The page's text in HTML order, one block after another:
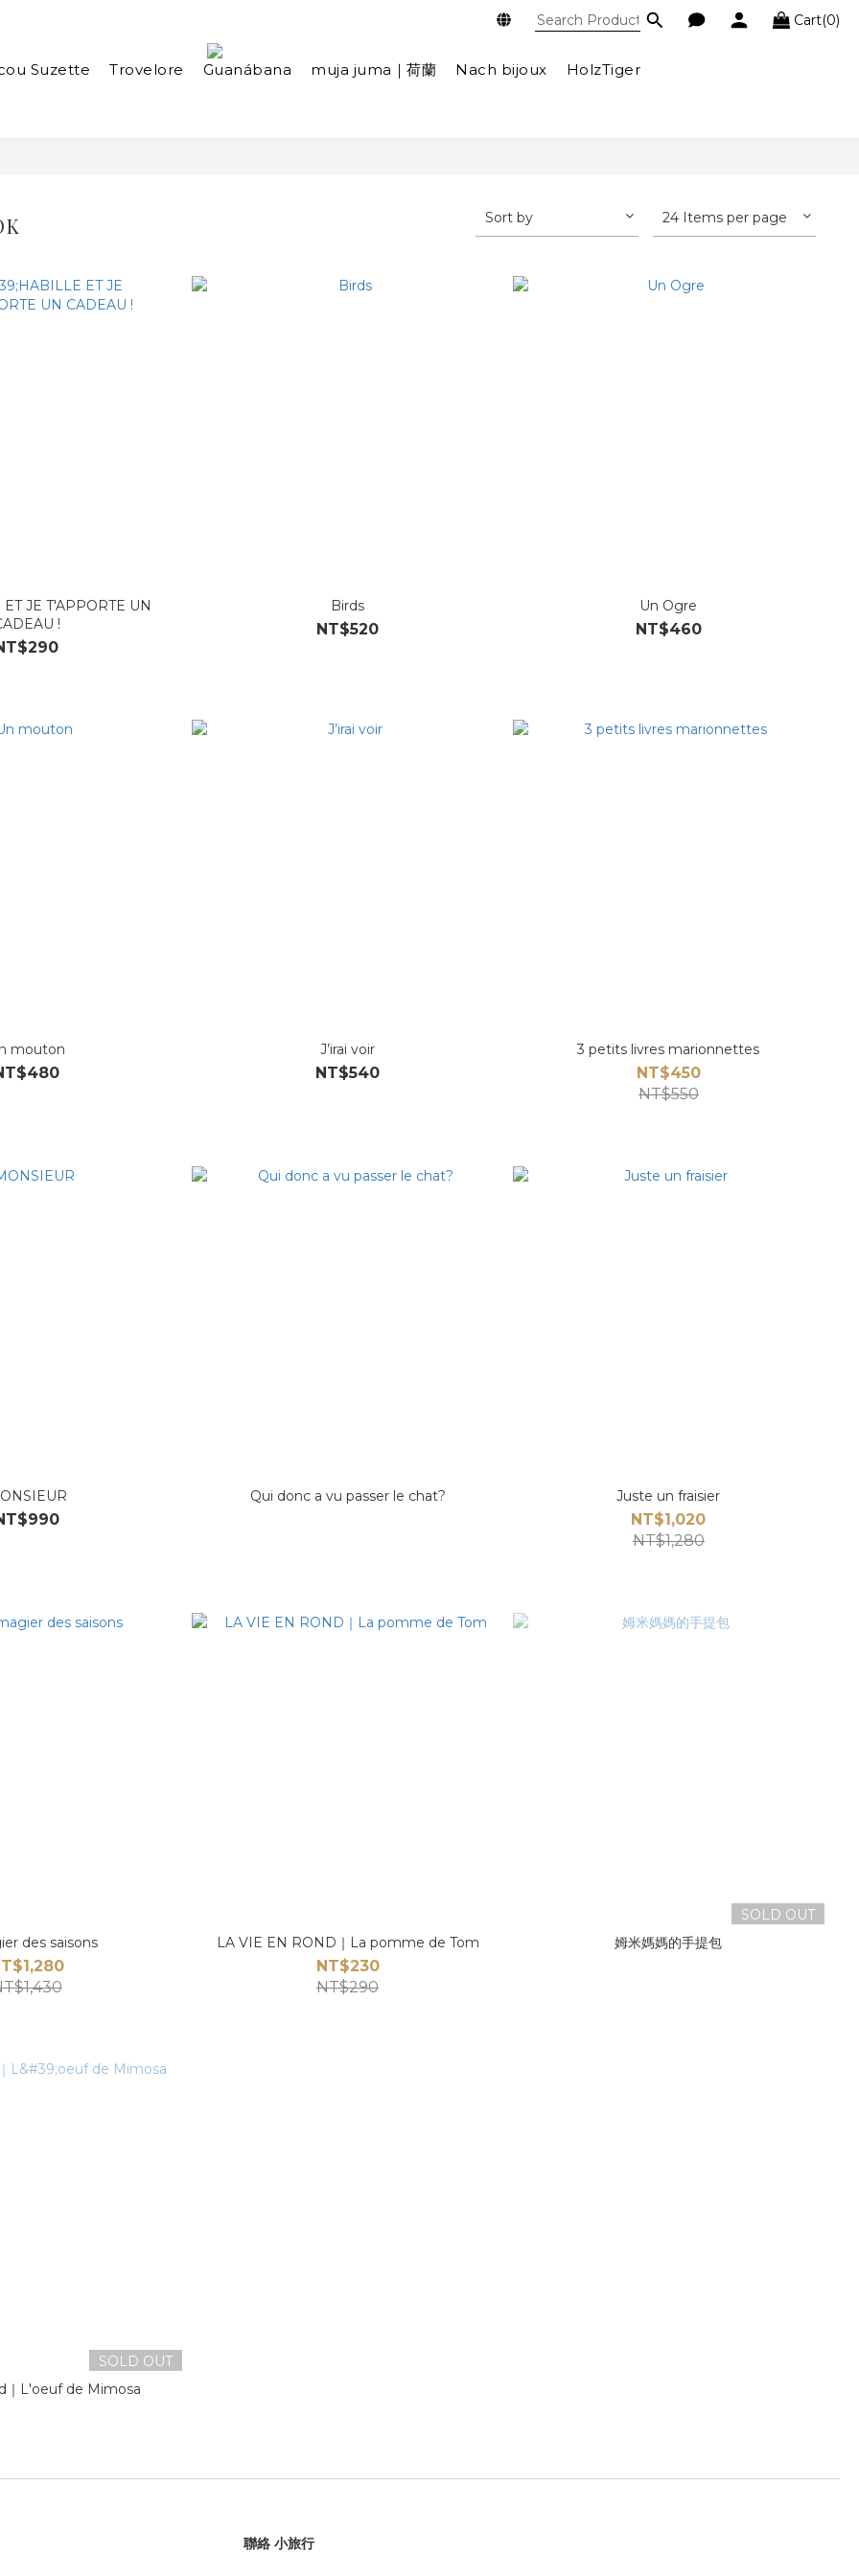
Cart(0)
Suzette Trovelore Guanábana muja juma｜荷蘭 Nach bijoux HolzTiger
Sort by 24 Items per page
JE T'APPORTE UN
!
Birds
NT$520
Un Ogre
NT$460
mouton J’irai voir
NT$540
3 petits livres marionnettes
NT$450
NT$550
Qui donc a vu passer le chat? Juste un fraisier
NT$1,020
NT$1,280
des saisons LA VIE EN ROND｜La pomme de Tom
NT$230
NT$290
SOLD OUT
姆米媽媽的手提包
SOLD OUT
｜L'oeuf de Mimosa
聯絡 小旅行